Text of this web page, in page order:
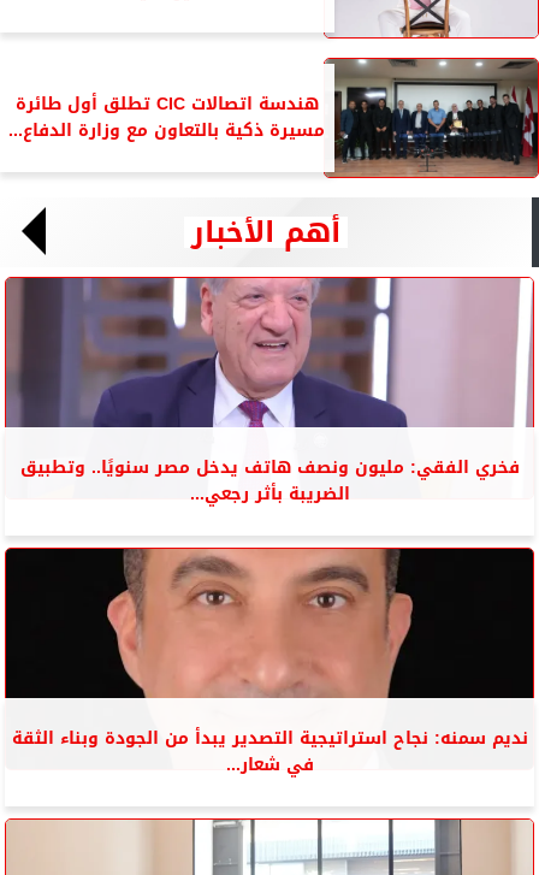
هندسة اتصالات CIC تطلق أول طائرة
مسيرة ذكية بالتعاون مع وزارة الدفاع...
أهم الأخبار
فخري الفقي: مليون ونصف هاتف يدخل مصر سنويًا.. وتطبيق
الضريبة بأثر رجعي...
نديم سمنه: نجاح استراتيجية التصدير يبدأ من الجودة وبناء الثقة
في شعار...